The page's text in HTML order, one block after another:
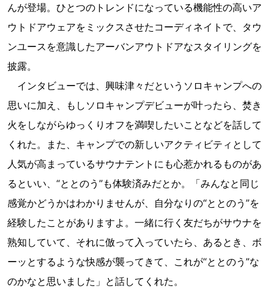
んが登場。ひとつのトレンドになっている機能性の高いア
ウトドアウェアをミックスさせたコーディネイトで、タウ
ンユースを意識したアーバンアウトドアなスタイリングを
披露。
インタビューでは、興味津々だというソロキャンプへの
思いに加え、もしソロキャンプデビューが叶ったら、焚き
火をしながらゆっくりオフを満喫したいことなどを話して
くれた。また、キャンプでの新しいアクティビティとして
人気が高まっているサウナテントにも心惹かれるものがあ
るといい、“ととのう”も体験済みだとか。「みんなと同じ
感覚かどうかはわかりませんが、自分なりの“ととのう”を
経験したことがありますよ。一緒に行く友だちがサウナを
熟知していて、それに倣って入っていたら、あるとき、ボ
ーッとするような快感が襲ってきて、これが“ととのう”な
のかなと思いました」と話してくれた。